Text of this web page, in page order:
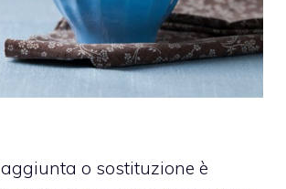
o sostituzione è